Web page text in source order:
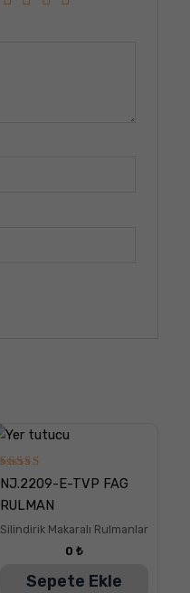
5
üzerinden
5.00
oy aldı
NJ.2209-E-TVP FAG
RULMAN
Silindirik Makaralı Rulmanlar
0 ₺
Sepete Ekle